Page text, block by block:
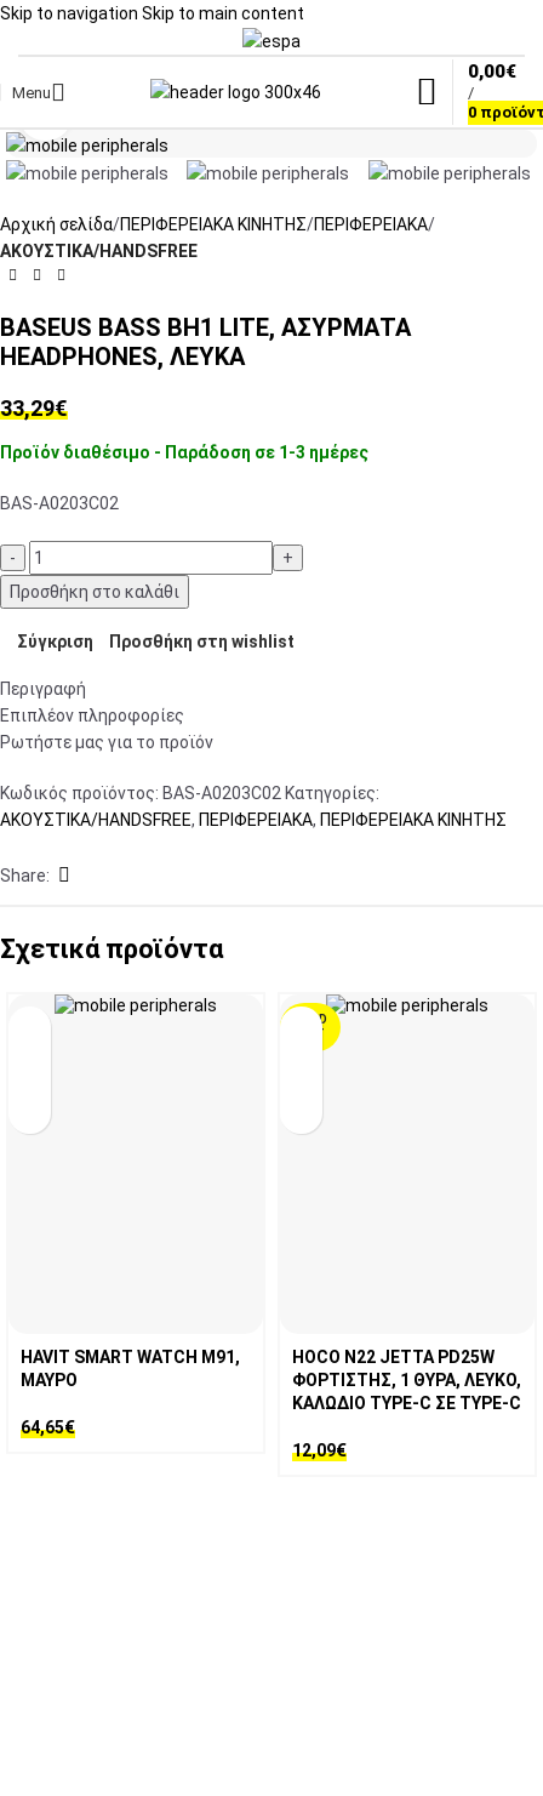
Skip to navigation Skip to main content
Menu
0
/
0,00€
Αρχική σελίδα ΠΕΡΙΦΕΡΕΙΑΚΑ ΚΙΝΗΤΗΣ ΠΕΡΙΦΕΡΕΙΑΚΑ
ΑΚΟΥΣΤΙΚΑ/HANDSFREE
BASEUS BASS BH1 LITE, ΑΣΥΡΜΑΤΑ
HEADPHONES, ΛΕΥΚΑ
33,29€
Προϊόν διαθέσιμο - Παράδοση σε 1-3 ημέρες
BAS-A0203C02
Προσθήκη στο καλάθι
Σύγκριση Προσθήκη στη wishlist
Περιγραφή
Επιπλέον πληροφορίες
Ρωτήστε μας για το προϊόν
Κωδικός προϊόντος: BAS-A0203C02 Κατηγορίες:
ΑΚΟΥΣΤΙΚΑ/HANDSFREE, ΠΕΡΙΦΕΡΕΙΑΚΑ, ΠΕΡΙΦΕΡΕΙΑΚΑ ΚΙΝΗΤΗΣ
Share:
Σχετικά προϊόντα
HAVIT SMART WATCH M91,
ΜΑΥΡΟ
64,65€
SOLD
OUT
HOCO N22 JETTA PD25W
ΦΟΡΤΙΣΤΗΣ, 1 ΘΥΡΑ, ΛΕΥΚΟ,
ΚΑΛΩΔΙΟ TYPE-C ΣΕ TYPE-C
12,09€